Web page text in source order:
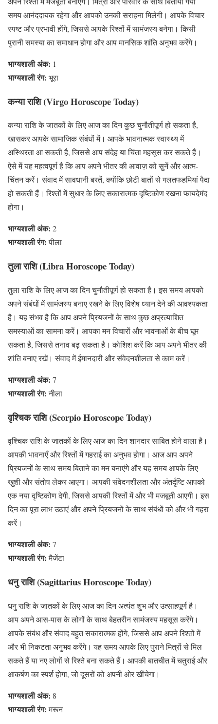
समय आनंददायक रहेगा और आपको उनकी सराहना मिलेगी। आपके विचार
स्पष्ट और प्रभावी होंगे, जिससे आपके रिश्तों में सामंजस्य बनेगा। किसी
पुरानी समस्या का समाधान होगा और आप मानसिक शांति अनुभव करेंगे।
भाग्यशाली अंक: 1
भाग्यशाली रंग: भूरा
कन्या राशि (Virgo Horoscope Today)
कन्या राशि के जातकों के लिए आज का दिन कुछ चुनौतीपूर्ण हो सकता है,
खासकर आपके सामाजिक संबंधों में। आपके भावनात्मक स्वास्थ्य में
अस्थिरता आ सकती है, जिससे आप संदेह या चिंता महसूस कर सकते हैं।
ऐसे में यह महत्वपूर्ण है कि आप अपने भीतर की आवाज़ को सुनें और आत्म-
चिंतन करें। संवाद में सावधानी बरतें, क्योंकि छोटी बातों से गलतफहमियां पैदा
हो सकती हैं। रिश्तों में सुधार के लिए सकारात्मक दृष्टिकोण रखना फायदेमंद
होगा।
भाग्यशाली अंक: 2
भाग्यशाली रंग:पीला
तुला राशि (Libra Horoscope Today)
तुला राशि के लिए आज का दिन चुनौतीपूर्ण हो सकता है। इस समय आपको
अपने संबंधों में सामंजस्य बनाए रखने के लिए विशेष ध्यान देने की आवश्यकता
है। यह संभव है कि आप अपने प्रियजनों के साथ कुछ अप्रत्याशित
समस्याओं का सामना करें। आपका मन विचारों और भावनाओं के बीच घूम
सकता है, जिससे तनाव बढ़ सकता है। कोशिश करें कि आप अपने भीतर की
शांति बनाए रखें। संवाद में ईमानदारी और संवेदनशीलता से काम करें।
भाग्यशाली अंक: 7
भाग्यशाली रंग:नीला
वृश्चिक राशि (Scorpio Horoscope Today)
वृश्चिक राशि के जातकों के लिए आज का दिन शानदार साबित होने वाला है।
आपकी भावनाएँ और रिश्तों में गहराई का अनुभव होगा। आज आप अपने
प्रियजनों के साथ समय बिताने का मन बनाएंगे और यह समय आपके लिए
खुशी और संतोष लेकर आएगा। आपकी संवेदनशीलता और अंतर्दृष्टि आपको
एक नया दृष्टिकोण देगी, जिससे आपकी रिश्तों में और भी मजबूती आएगी। इस
दिन का पूरा लाभ उठाएं और अपने प्रियजनों के साथ संबंधों को और भी गहरा
करें।
भाग्यशाली अंक: 7
भाग्यशाली रंग:मैजेंटा
धनु राशि (Sagittarius Horoscope Today)
धनु राशि के जातकों के लिए आज का दिन अत्यंत शुभ और उत्साहपूर्ण है।
आप अपने आस-पास के लोगों के साथ बेहतरीन सामंजस्य महसूस करेंगे।
आपके संबंध और संवाद बहुत सकारात्मक होंगे, जिससे आप अपने रिश्तों में
और भी निकटता अनुभव करेंगे। यह समय आपके लिए पुराने मित्रों से मिल
सकते हैं या नए लोगों से रिश्ते बना सकते हैं। आपकी बातचीत में चतुराई और
आकर्षण का स्पर्श होगा, जो दूसरों को अपनी ओर खींचेगा।
भाग्यशाली अंक: 8
भाग्यशाली रंग:मरून